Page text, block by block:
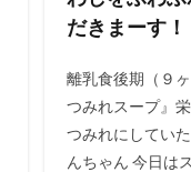
だきまーす！
離乳食後期（９
つみれスープ』
つみれにしてい
んちゃん 今日は